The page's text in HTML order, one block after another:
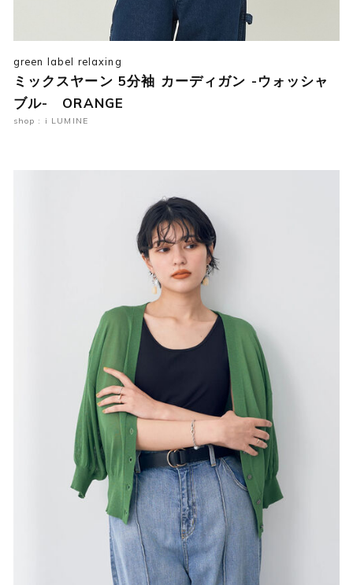
green label relaxing
ミックスヤーン 5分袖 カーディガン -ウォッシャ
ブル- ORANGE
shop : i LUMINE